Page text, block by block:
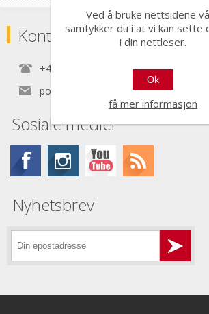
Kontaktinformasjon
+47 22 30 40 70
post@nordictools.no
Sosiale medier
Nyhetsbrev
Ved å bruke nettsidene
samtykker du i at vi kan sette
i din nettleser.
Ok
få mer informasjon